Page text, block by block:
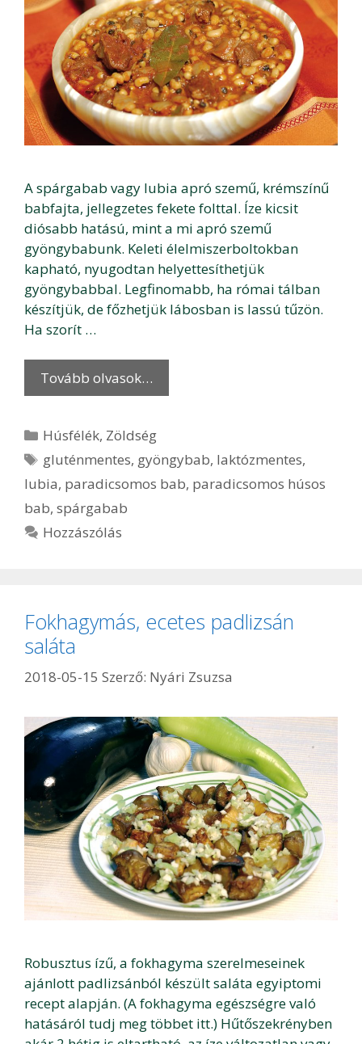
A spárgabab vagy lubia apró szemű, krémszínű
babfajta, jellegzetes fekete folttal. Íze kicsit
diósabb hatású, mint a mi apró szemű
gyöngybabunk. Keleti élelmiszerboltokban
kapható, nyugodtan helyettesíthetjük
gyöngybabbal. Legfinomabb, ha római tálban
készítjük, de főzhetjük lábosban is lassú tűzön.
Ha szorít …
Tovább olvasok…
Kategória
Húsfélék, Zöldség
Címkék
gluténmentes, gyöngybab, laktózmentes,
lubia, paradicsomos bab, paradicsomos húsos
bab, spárgabab
Hozzászólás
Fokhagymás, ecetes padlizsán
saláta
2018-05-15 Szerző: Nyári Zsuzsa
Robusztus ízű, a fokhagyma szerelmeseinek
ajánlott padlizsánból készült saláta egyiptomi
recept alapján. (A fokhagyma egészségre való
hatásáról tudj meg többet itt.) Hűtőszekrényben